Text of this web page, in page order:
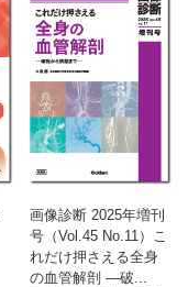
画像診断 2025年増刊
号（Vol.45 No.11）こ
れだけ押さえる全身
の血管解剖 ―破...